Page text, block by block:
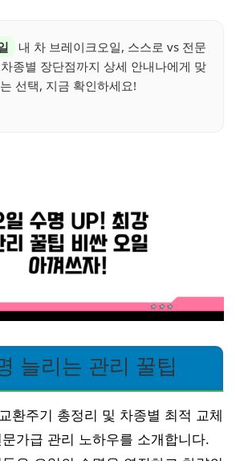
내 차 브레이크오일, 스스로 vs 전문
종별 장단점까지 상세 안내나에게 맞
는 선택, 지금 확인하세요!
늘리는 관리 꿀팁
환주기 총정리 및 차종별 최적 교체
가급 관리 노하우를 소개합니다.